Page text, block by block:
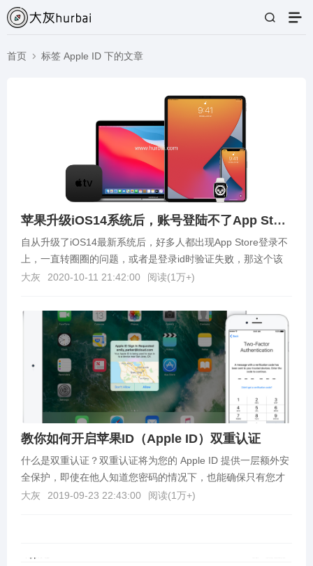
首页 标签 Apple ID 下的文章
苹果升级iOS14系统后，账号登陆不了App Store怎么办？
自从升级了iOS14最新系统后，好多人都出现App Store登录不
上，一直转圈圈的问题，或者是登录id时验证失败，那这个该
怎么办呢？下面给大家分享下解决方法。...
大灰 2020-10-11 21:42:00 阅读(1万+)
教你如何开启苹果ID（Apple ID）双重认证
什么是双重认证？双重认证将为您的 Apple ID 提供一层额外安
全保护，即使在他人知道您密码的情况下，也能确保只有您才
能访问您的帐户。事实上，苹果早就呼吁用户...
大灰 2019-09-23 22:43:00 阅读(1万+)